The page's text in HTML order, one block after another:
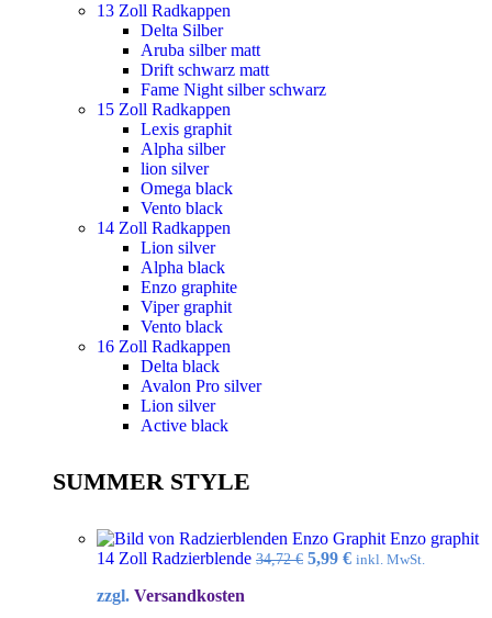
13 Zoll Radkappen
Delta Silber
Aruba silber matt
Drift schwarz matt
Fame Night silber schwarz
15 Zoll Radkappen
Lexis graphit
Alpha silber
lion silver
Omega black
Vento black
14 Zoll Radkappen
Lion silver
Alpha black
Enzo graphite
Viper graphit
Vento black
16 Zoll Radkappen
Delta black
Avalon Pro silver
Lion silver
Active black
SUMMER STYLE
Enzo graphit
14 Zoll Radzierblende 34,72€ Ursprünglicher
5,99 €Aktueller
inkl. MwSt.
zzgl. Versandkosten